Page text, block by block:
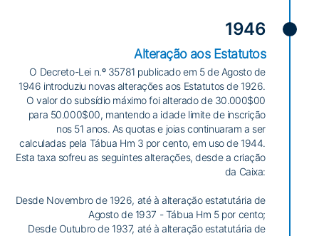
1946
Alteração aos Estatutos
O Decreto-Lei n.º 35781 publicado em 5 de Agosto de
1946 introduziu novas alterações aos Estatutos de 1926.
O valor do subsídio máximo foi alterado de 30.000$00
para 50.000$00, mantendo a idade limite de inscrição
nos 51 anos. As quotas e joias continuaram a ser
calculadas pela Tábua Hm 3 por cento, em uso de 1944.
Esta taxa sofreu as seguintes alterações, desde a criação
da Caixa:
Desde Novembro de 1926, até à alteração estatutária de
Agosto de 1937 - Tábua Hm 5 por cento;
Desde Outubro de 1937, até à alteração estatutária de